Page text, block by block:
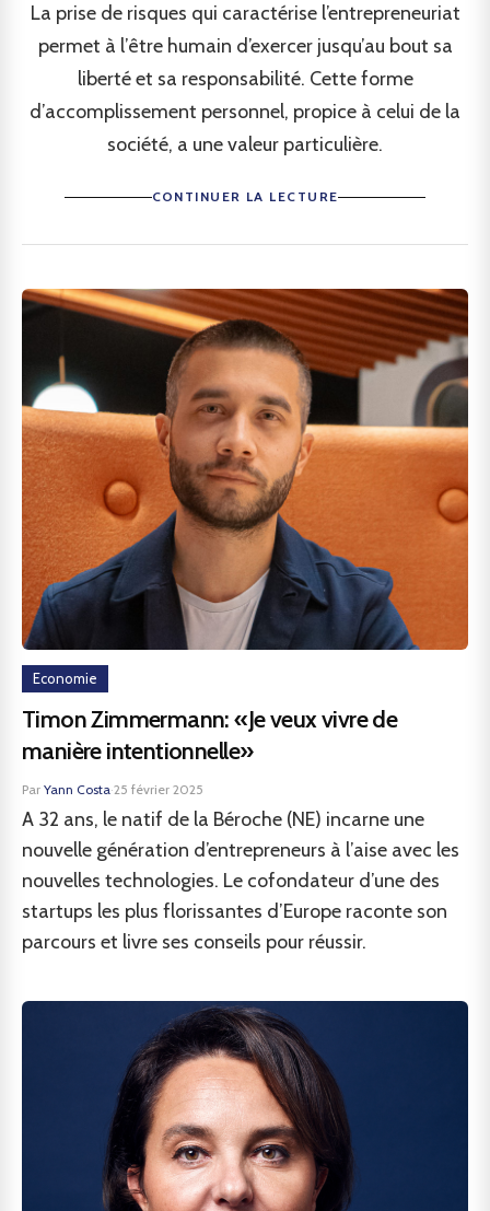
La prise de risques qui caractérise l’entrepreneuriat
permet à l’être humain d’exercer jusqu’au bout sa
liberté et sa responsabilité. Cette forme
d’accomplissement personnel, propice à celui de la
société, a une valeur particulière.
CONTINUER LA LECTURE
Economie
Timon Zimmermann: «Je veux vivre de
manière intentionnelle»
Par Yann Costa·25 février 2025
A 32 ans, le natif de la Béroche (NE) incarne une
nouvelle génération d’entrepreneurs à l’aise avec les
nouvelles technologies. Le cofondateur d’une des
startups les plus florissantes d’Europe raconte son
parcours et livre ses conseils pour réussir.